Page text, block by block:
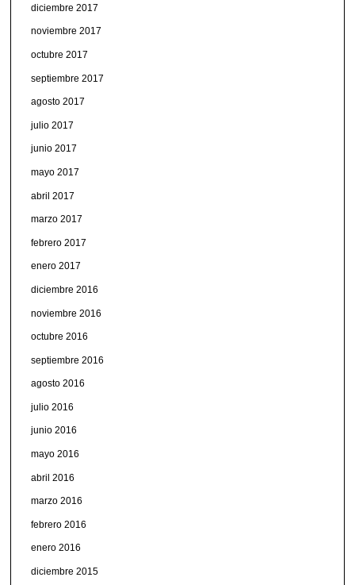
diciembre 2017
noviembre 2017
octubre 2017
septiembre 2017
agosto 2017
julio 2017
junio 2017
mayo 2017
abril 2017
marzo 2017
febrero 2017
enero 2017
diciembre 2016
noviembre 2016
octubre 2016
septiembre 2016
agosto 2016
julio 2016
junio 2016
mayo 2016
abril 2016
marzo 2016
febrero 2016
enero 2016
diciembre 2015